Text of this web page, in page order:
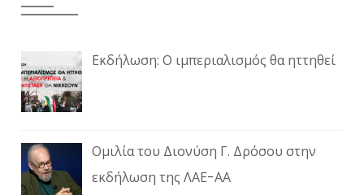
Εκδήλωση: Ο ιμπεριαλισμός θα ηττηθεί
Ομιλία του Διονύση Γ. Δρόσου στην
εκδήλωση της ΛΑΕ-ΑΑ